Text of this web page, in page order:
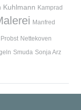
Kuhlmann Kamprad
Manfred
Nettekoven
Smuda Sonja Arz